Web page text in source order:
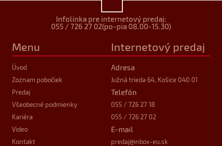
Infolinka pre internetový predaj:
055 / 726 27 02(po-pia 08.00-15.30)
Menu
Úvod
Zoznam pobočiek
Predaj
Všeobecné podmienky
Kariéra
Video
Kontakt
Internetový predaj
Adresa
Južná trieda 64, Košice 040 01
Telefón
055 / 726 27 18
055 / 726 27 02
E-mail
predaj@inbox-eu.sk